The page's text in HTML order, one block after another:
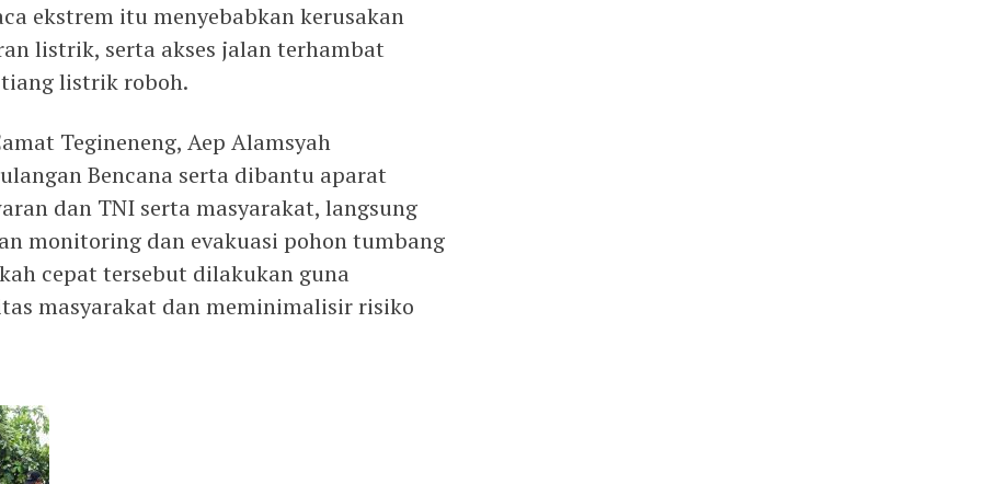
ekstrem itu menyebabkan kerusakan
listrik, serta akses jalan terhambat
listrik roboh.
Tegineneng, Aep Alamsyah
Bencana serta dibantu aparat
dan TNI serta masyarakat, langsung
monitoring dan evakuasi pohon tumbang
cepat tersebut dilakukan guna
masyarakat dan meminimalisir risiko